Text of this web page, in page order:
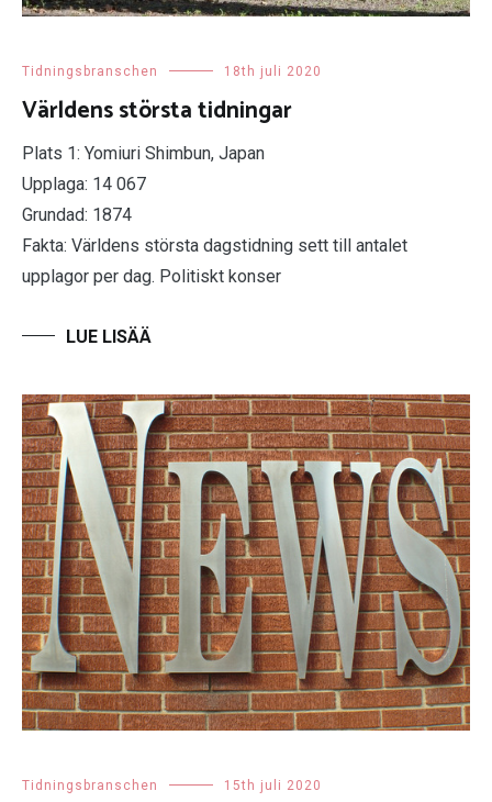
Tidningsbranschen 18th juli 2020
Världens största tidningar
Plats 1: Yomiuri Shimbun, Japan
Upplaga: 14 067
Grundad: 1874
Fakta: Världens största dagstidning sett till antalet
upplagor per dag. Politiskt konser
Tidningsbranschen 15th juli 2020